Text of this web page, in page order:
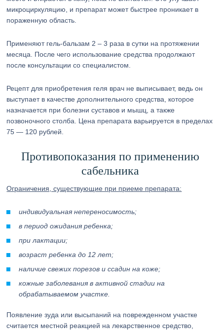
микроциркуляцию, и препарат может быстрее проникает в
пораженную область.
Применяют гель-бальзам 2 – 3 раза в сутки на протяжении
месяца. После чего использование средства продолжают
после консультации со специалистом.
Рецепт для приобретения геля врач не выписывает, ведь он
выступает в качестве дополнительного средства, которое
назначается при болезни суставов и мышц, а также
позвоночного столба. Цена препарата варьируется в пределах
75 — 120 рублей.
Противопоказания по применению
сабельника
Ограничения, существующие при приеме препарата:
индивидуальная непереносимость;
в период ожидания ребенка;
при лактации;
возраст ребенка до 12 лет;
наличие свежих порезов и ссадин на коже;
кожные заболевания в активной стадии на
обрабатываемом участке.
Появление зуда или высыпаний на поврежденном участке
считается местной реакцией на лекарственное средство,